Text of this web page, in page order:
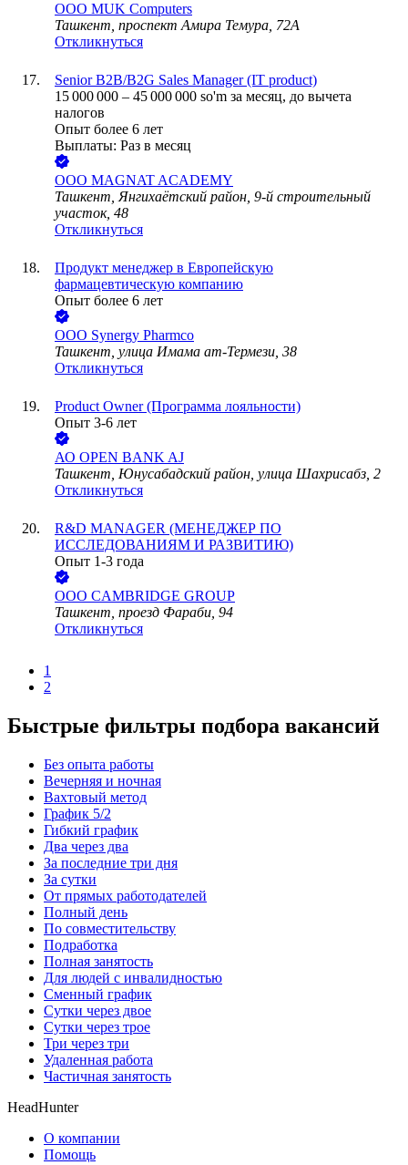
ООО MUK Computers
Ташкент, проспект Амира Темура, 72А
Откликнуться
Senior B2B/B2G Sales Manager (IT product)
15 000 000 – 45 000 000 so'm за месяц, до вычета
налогов
Опыт более 6 лет
Выплаты: Раз в месяц
ООО MAGNAT ACADEMY
Ташкент, Янгихаётский район, 9-й строительный
участок, 48
Откликнуться
Продукт менеджер в Европейскую
фармацевтическую компанию
Опыт более 6 лет
ООО Synergy Pharmco
Ташкент, улица Имама ат-Термези, 38
Откликнуться
Product Owner (Программа лояльности)
Опыт 3-6 лет
АО OPEN BANK AJ
Ташкент, Юнусабадский район, улица Шахрисабз, 2
Откликнуться
R&D MANAGER (МЕНЕДЖЕР ПО
ИССЛЕДОВАНИЯМ И РАЗВИТИЮ)
Опыт 1-3 года
ООО CAMBRIDGE GROUP
Ташкент, проезд Фараби, 94
Откликнуться
1
2
Быстрые фильтры подбора вакансий
Без опыта работы
Вечерняя и ночная
Вахтовый метод
График 5/2
Гибкий график
Два через два
За последние три дня
За сутки
От прямых работодателей
Полный день
По совместительству
Подработка
Полная занятость
Для людей с инвалидностью
Сменный график
Сутки через двое
Сутки через трое
Три через три
Удаленная работа
Частичная занятость
HeadHunter
О компании
Помощь